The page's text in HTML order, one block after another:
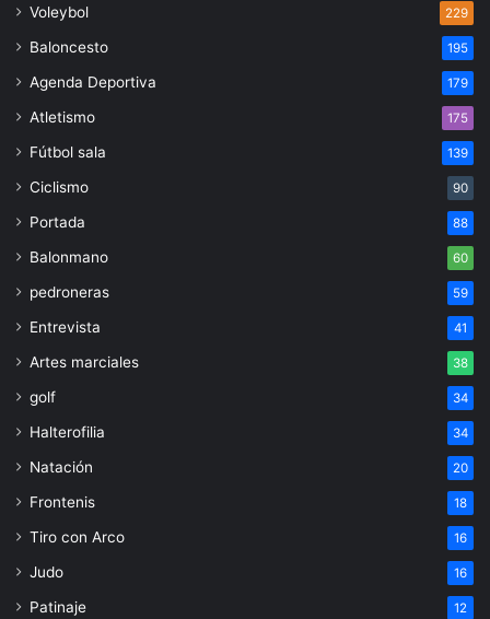
Voleybol 229
Baloncesto 195
Agenda Deportiva 179
Atletismo 175
Fútbol sala 139
Ciclismo 90
Portada 88
Balonmano 60
pedroneras 59
Entrevista 41
Artes marciales 38
golf 34
Halterofilia 34
Natación 20
Frontenis 18
Tiro con Arco 16
Judo 16
Patinaje 12